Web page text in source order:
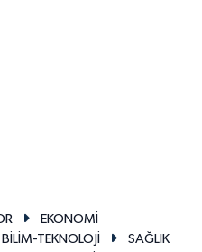
EKONOMİ
BİLİM-TEKNOLOJİ
SAĞLIK